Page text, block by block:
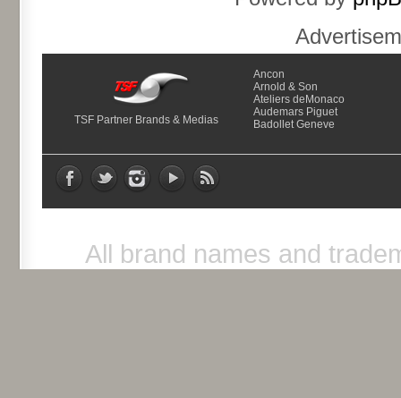
TSF Partner Brands & Medias
Ancon
Arnold & Son
Ateliers deMonaco
Audemars Piguet
Badollet Geneve
All brand names and